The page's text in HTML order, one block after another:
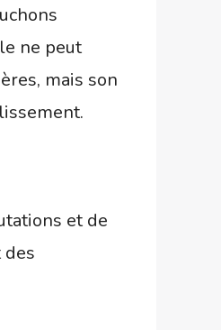
ne peut
mais son
et de
des